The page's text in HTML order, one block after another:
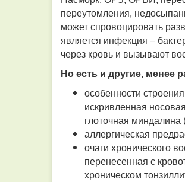
переутомления,
может спровоцировать
является инфекция –
через кровь и вызывают
Но есть и другие, менее
особенности
искривленная
глоточная миндалина
аллергическая
очаги хронического
перенесенная с
хроническом